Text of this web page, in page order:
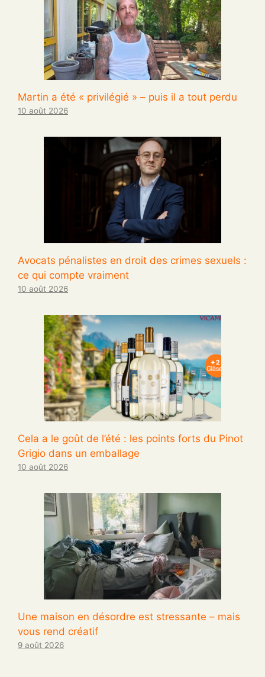
Martin a été « privilégié » – puis il a tout perdu
10 août 2026
Avocats pénalistes en droit des crimes sexuels :
ce qui compte vraiment
10 août 2026
Cela a le goût de l’été : les points forts du Pinot
Grigio dans un emballage
10 août 2026
Une maison en désordre est stressante – mais
vous rend créatif
9 août 2026